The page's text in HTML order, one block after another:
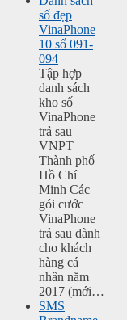
số đẹp
VinaPhone
10 số 091-
094
Tập hợp
danh sách
kho số
VinaPhone
trả sau
VNPT
Thành phố
Hồ Chí
Minh Các
gói cước
VinaPhone
trả sau dành
cho khách
hàng cá
nhân năm
2017 (mới…
SMS